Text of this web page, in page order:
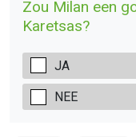
Zou Milan een
Karetsas?
JA
NEE